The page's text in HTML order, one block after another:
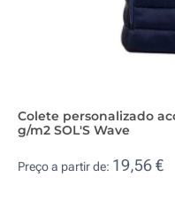
Colete personalizado
g/m2 SOL'S Wave
Preço a partir de: 19,56 €